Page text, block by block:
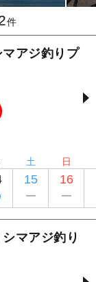
件
アジ釣りプ
土
15
日
16
マアジ釣り